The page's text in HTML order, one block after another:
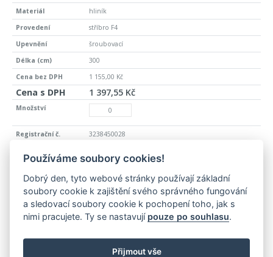
hliník
stříbro F4
šroubovací
300
1 155,00 Kč
1 397,55 Kč
3238450028
imitace nerezi F2
300
1 495,56 Kč
Používáme soubory cookies!
Dobrý den, tyto webové stránky používají základní
soubory cookie k zajištění svého správného fungování
a sledovací soubory cookie k pochopení toho, jak s
nimi pracujete. Ty se nastavují pouze po souhlasu
Přijmout vše